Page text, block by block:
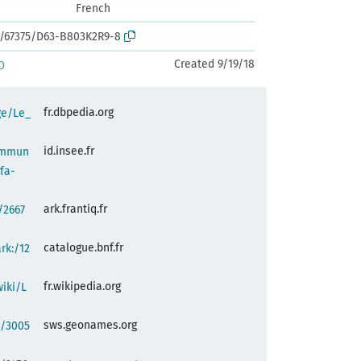
French
D63-B803K2R9-8
Created 9/19/18
Le_
fr.dbpedia.org
id.insee.fr
ark.frantiq.fr
12
catalogue.bnf.fr
L
fr.wikipedia.org
3005
sws.geonames.org